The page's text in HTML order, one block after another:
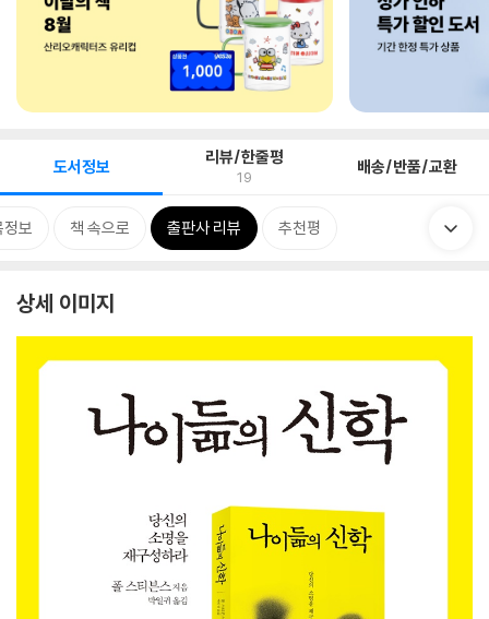
도서정보 리뷰/한줄평
19 배송/반품/교환
정보 책 속으로 출판사 리뷰 추천평
상세 이미지